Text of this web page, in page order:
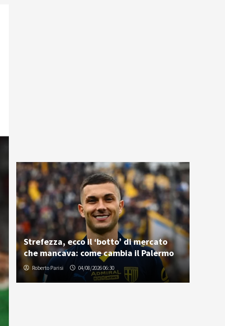
Strefezza, ecco il ‘botto’ di mercato
che mancava: come cambia il Palermo
Roberto Parisi 04/08/2026 06:30